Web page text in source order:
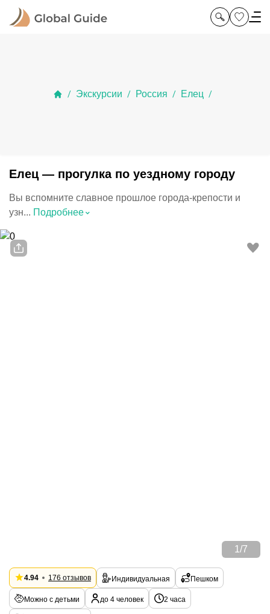
/ Экскурсии / Россия / Елец /
Елец — прогулка по уездному городу
Вы вспомните славное прошлое города-крепости и
узн... Подробнее⌃
1 /7
4.94 176 отзывов Индивидуальная Пешком
Можно с детьми до 4 человек 2 часа